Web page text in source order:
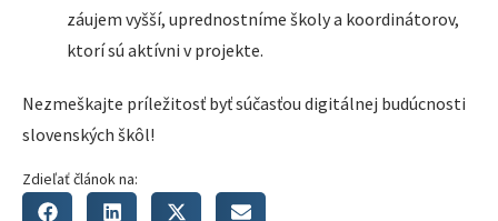
záujem vyšší, uprednostníme školy a koordinátorov,
ktorí sú aktívni v projekte.
Nezmeškajte príležitosť byť súčasťou digitálnej budúcnosti
slovenských škôl!
Zdieľať článok na: